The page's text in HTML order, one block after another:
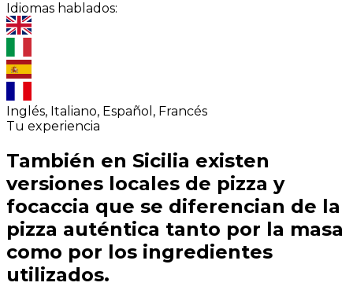
Idiomas hablados:
Inglés, Italiano, Español, Francés
Tu experiencia
También en Sicilia existen
versiones locales de pizza y
focaccia que se diferencian de la
pizza auténtica tanto por la masa
como por los ingredientes
utilizados.